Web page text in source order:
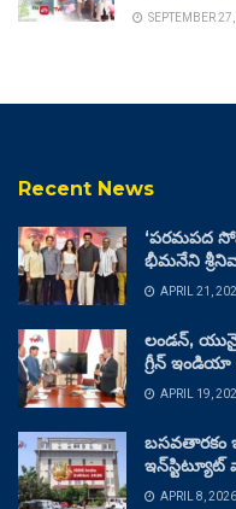
SEPTEMBER
Recent News
‘పరమపద
భీమనేని
APRIL 21,
లండన్,
గ్రీన్
APRIL 19,
బసవతారకం
APRIL 8, 2026